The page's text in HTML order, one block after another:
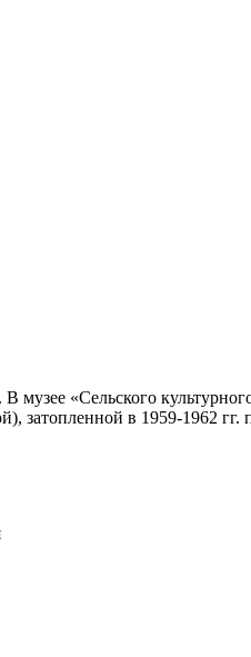
«Сельского
затопленной в 1959-1962 гг.